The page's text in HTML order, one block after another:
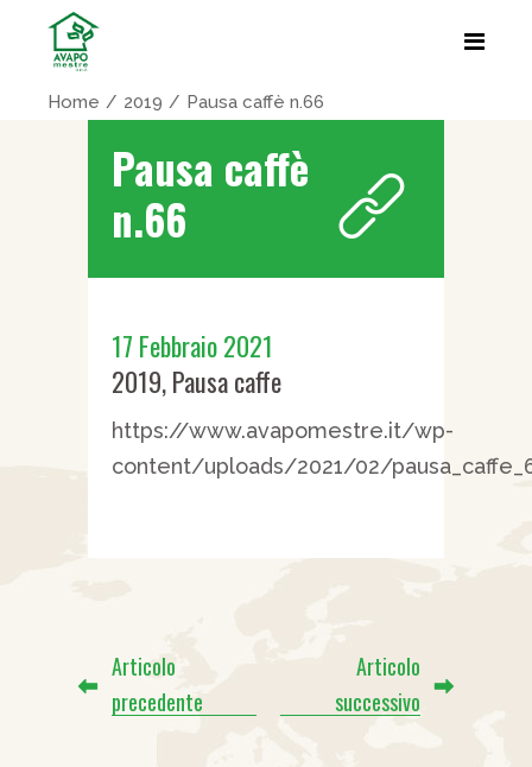
Home 2019 Pausa caffè n.66
Pausa caffè
n.66
17 Febbraio 2021
2019,Pausa caffe
https://www.avapomestre.it/wp-
content/uploads/2021/02/
Articolo
precedente
Articolo
successivo